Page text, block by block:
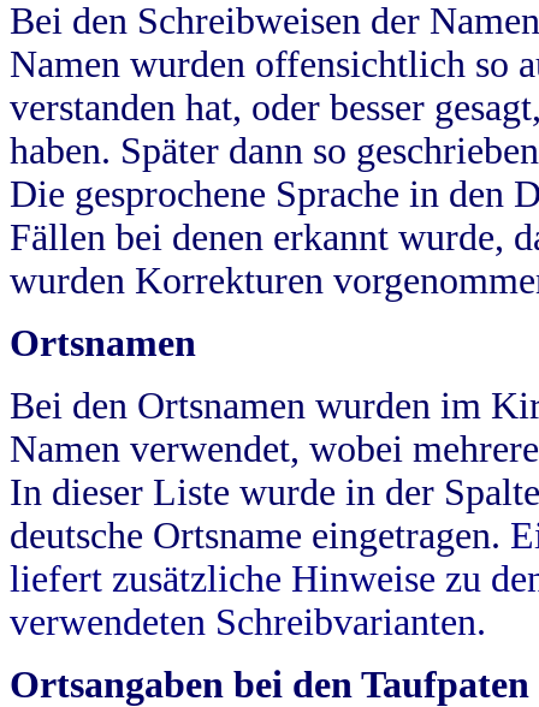
Bei den Schreibweisen der
Namen wurden offensichtlich so
verstanden hat, oder besser
haben. Später dann so
Die gesprochene Sprache in
Fällen bei denen erkannt wurde,
wurden Korrekturen
Ortsnamen
Bei den Ortsnamen wurden im
Namen verwendet, wobei
In dieser Liste wurde in der
deutsche Ortsname eingetragen.
liefert zusätzliche Hinweise zu
verwendeten Schreibvarianten.
Ortsangaben bei den Taufpaten